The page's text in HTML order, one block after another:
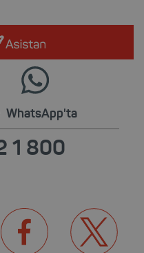
WhatsApp'ta
1 800